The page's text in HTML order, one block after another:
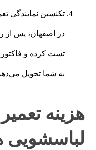
تکنسین نمایندگی
در اصفهان، پس از
تست کرده و
به شما تحویل
هزینه
لباسشویی